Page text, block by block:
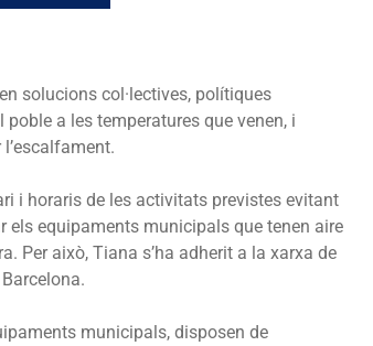
solucions col·lectives, polítiques
a les temperatures que venen, i
i horaris de les activitats previstes evitant
els equipaments municipals que tenen aire
Per això, Tiana s’ha adherit a la xarxa de
municipals, disposen de